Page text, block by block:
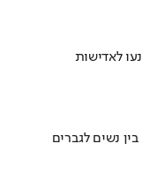
לאדישות
נשים לגברים